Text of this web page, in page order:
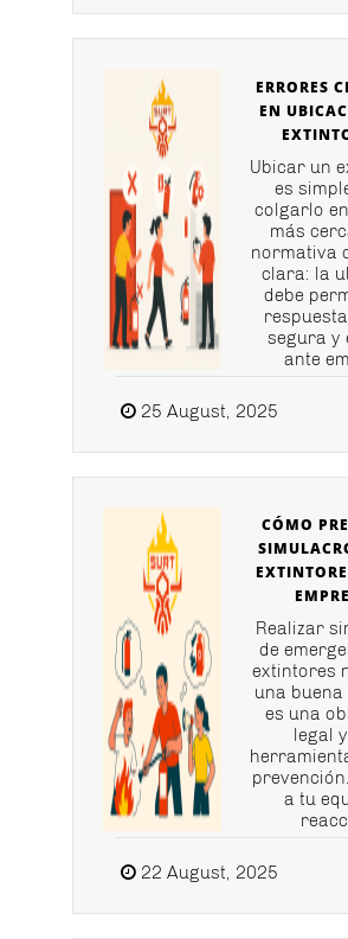
ERRORES
EN
Ubicar un
es
colgarlo
más
normativa
clara: la
debe
segura y
ante
25 August, 2025
CÓMO
Realizar
de
extintores
una
es una
legal
a tu
22 August, 2025